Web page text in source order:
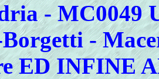
- MC0049
-
ED INFINE